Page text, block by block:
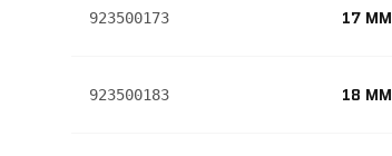
923500173 17 MM
923500183 18 MM